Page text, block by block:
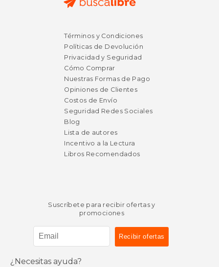
$ 42.35 dcto.
Términos y Condiciones
Políticas de Devolución
Privacidad y Seguridad
Cómo Comprar
Nuestras Formas de Pago
Opiniones de Clientes
Costos de Envío
Seguridad Redes Sociales
Blog
Lista de autores
Incentivo a la Lectura
Libros Recomendados
Suscríbete para recibir ofertas y
promociones
¿Necesitas ayuda?